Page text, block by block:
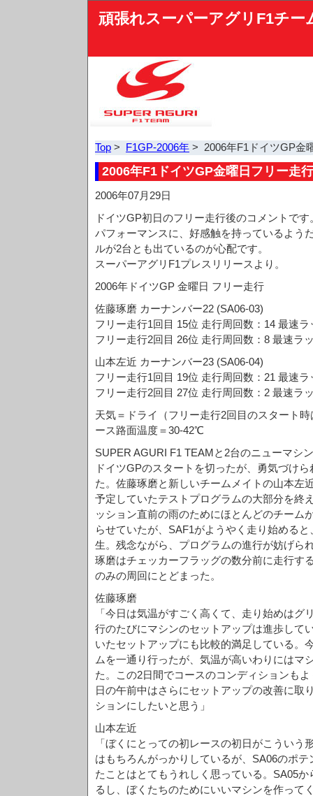
頑張れスーパーアグリF1チー
Top > F1GP-2006年 > 2006年F1ドイツGP金
2006年F1ドイツGP金曜日フリー走
2006年07月29日
ドイツGP初日のフリー走行後のコメントで
パフォーマンスに、好感触を持っているよう
ルが2台とも出ているのが心配です。
スーパーアグリF1プレスリリースより。
2006年ドイツGP 金曜日 フリー走行
佐藤琢磨 カーナンバー22 (SA06-03)
フリー走行1回目 15位 走行周回数：14 最速
フリー走行2回目 26位 走行周回数：8 最速ラ
山本左近 カーナンバー23 (SA06-04)
フリー走行1回目 19位 走行周回数：21 最速
フリー走行2回目 27位 走行周回数：2 最速
天気＝ドライ（フリー走行2回目のスター
ース路面温度＝30-42℃
SUPER AGURI F1 TEAMと2台のニューマシ
ドイツGPのスタートを切ったが、勇気づけ
た。佐藤琢磨と新しいチームメイトの山本左
予定していたテストプログラムの大部分を終
ッション直前の雨のためにほとんどのチーム
らせていたが、SAF1がようやく走り始める
生。残念ながら、プログラムの進行が妨げら
琢磨はチェッカーフラッグの数分前に走行す
のみの周回にとどまった。
佐藤琢磨
「今日は気温がすごく高くて、走り始めはグ
行のたびにマシンのセットアップは進歩して
いたセットアップにも比較的満足している。
ムを一通り行ったが、気温が高いわりにはマ
た。この2日間でコースのコンディションも
日の午前中はさらにセットアップの改善に取
ションにしたいと思う」
山本左近
「ぼくにとっての初レースの初日がこういう
はもちろんがっかりしているが、SA06のポ
たことはとてもうれしく思っている。SA05
るし、ぼくたちのためにいいマシンを作って